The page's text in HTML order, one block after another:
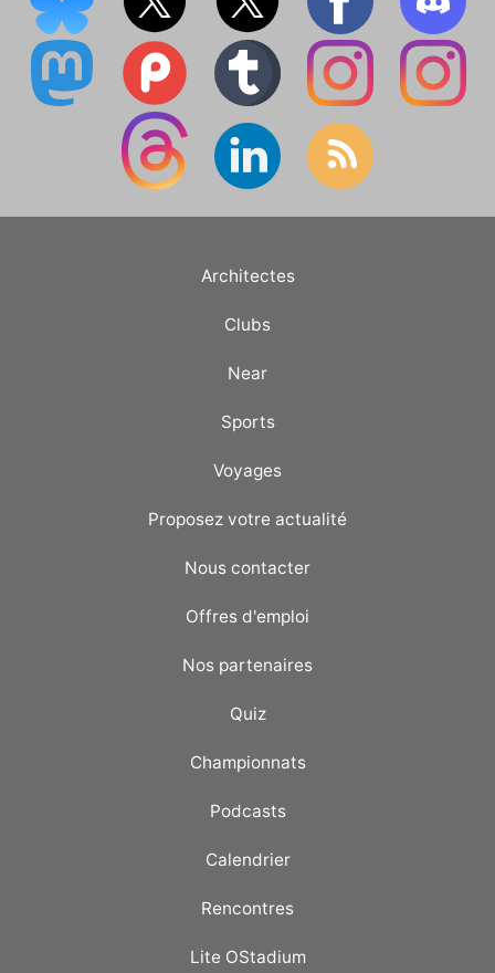
Architectes
Clubs
Near
Sports
Voyages
Proposez votre actualité
Nous contacter
Offres d'emploi
Nos partenaires
Quiz
Championnats
Podcasts
Calendrier
Rencontres
Lite OStadium